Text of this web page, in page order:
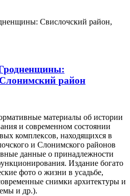
район
материалы об истории
и современном состоянии
комплексов, находящихся в
и Слонимского районов
данные о принадлежности
Издание богато
фото о жизни в усадьбе,
снимки архитектуры и
и др.).